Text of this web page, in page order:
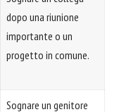
dopo una riunione
importante o un
progetto in comune.
Sognare un genitore